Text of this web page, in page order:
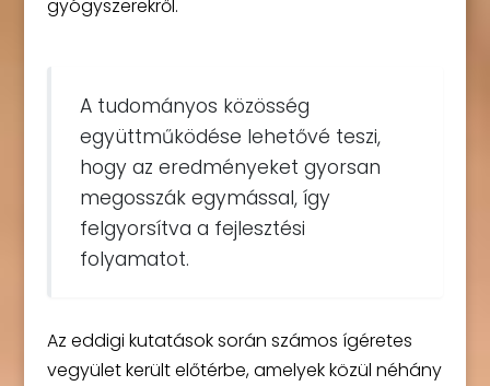
gyógyszerekről.
A tudományos közösség
együttműködése lehetővé teszi,
hogy az eredményeket gyorsan
megosszák egymással, így
felgyorsítva a fejlesztési
folyamatot.
Az eddigi kutatások során számos ígéretes
vegyület került előtérbe, amelyek közül néhány